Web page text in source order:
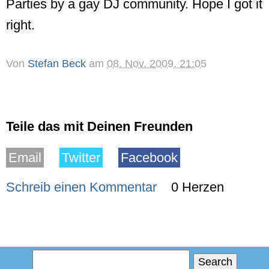
Parties by a gay DJ community. Hope I got it
right.
Von Stefan Beck am 08. Nov. 2009, 21:05
Teile das mit Deinen Freunden
Email Twitter
Facebook
Schreib einen Kommentar
0 Herzen